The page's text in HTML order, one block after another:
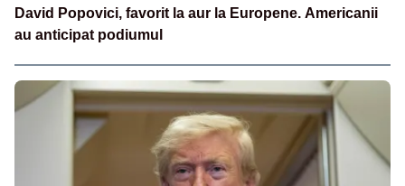
David Popovici, favorit la aur la Europene. Americanii
au anticipat podiumul